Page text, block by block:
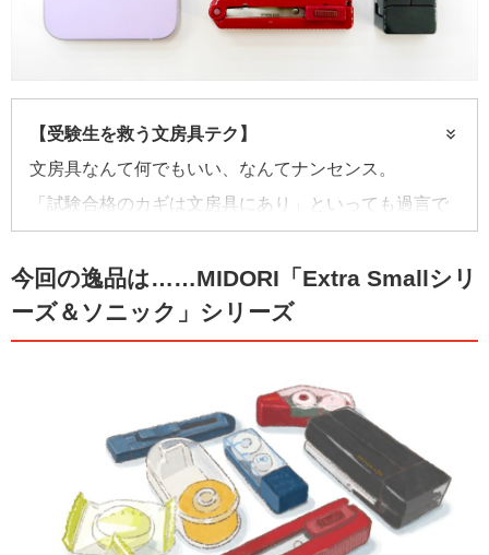
【受験生を救う文房具テク】
文房具なんて何でもいい、なんてナンセンス。
「試験合格のカギは文房具にあり」といっても過言で
この連載では、受験生の味方になる優れた文房具を紹
介すると共に、ちょっとイイ使い方テクニックや、
「日本の資格・検定」編集スタッフのリアルな声もお
今回の逸品は……MIDORI「Extra Smallシリ
ーズ＆ソニック」シリーズ